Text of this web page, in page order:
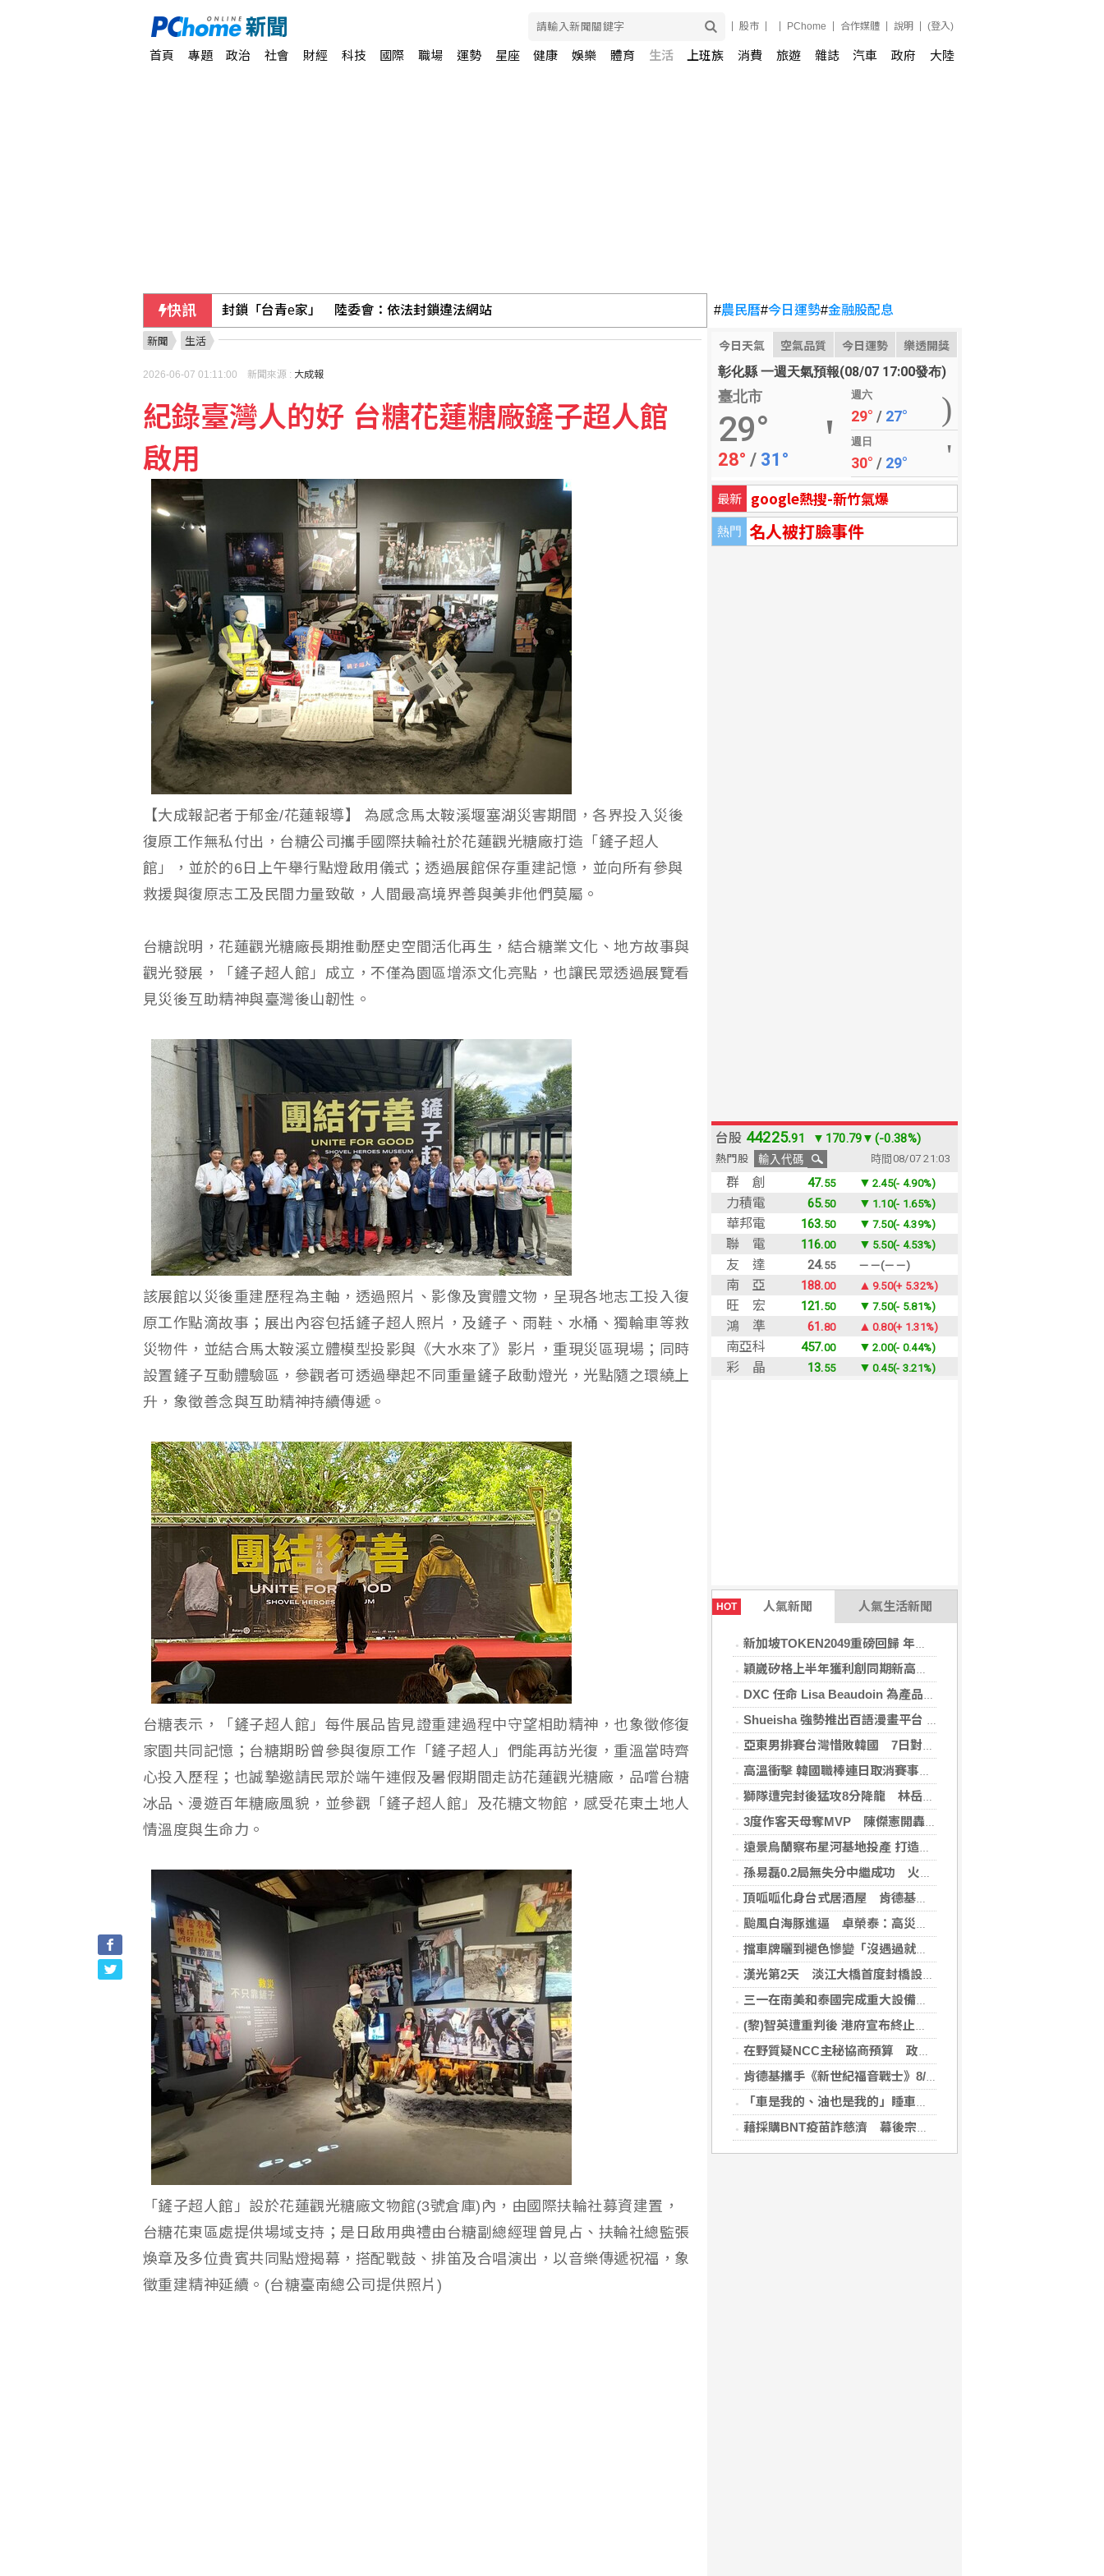
股市 PChome 合作媒體 說明 (登入)
首頁 專題 政治 社會 財經 科技 國際 職場 運勢 星座 健康 娛樂 體育 生活 上班族 消費 旅遊 雜誌 汽車 政府 大陸
快訊 封鎖「台青e家」 陸委會：依法封鎖違法網站
沙烏地、巴基斯坦與土耳其簽署共同防禦協定
#農民曆#今日運勢#金融股配息
今日天氣 空氣品質 今日運勢 樂透開獎
彰化縣 一週天氣預報(08/07 17:00發布)
臺北市
29°
28° / 31°
週六
29° / 27°
週日
30° / 29°
最新 google熱搜-新竹氣爆
熱門 名人被打臉事件
HOT 人氣新聞 人氣生活新聞
新加坡TOKEN2049重磅回歸 年度行業頂級盛會再度啟幕
穎崴矽格上半年獲利創同期新高 AI先進製程需求帶動
DXC 任命 Lisa Beaudoin 為產品總監，以加速產品導向型增長
Shueisha 強勢推出百語漫畫平台 MANGA MILLION 大舉進軍全球市場
亞東男排賽台灣惜敗韓國 7日對戰日本拚4強
高溫衝擊 韓國職棒連日取消賽事、11日起晚間7時開打
獅隊遭完封後猛攻8分降龍 林岳平：總是要發揮
3度作客天母奪MVP 陳傑憲開轟擊退雙殺心魔
遠景烏蘭察布星河基地投產 打造吉瓦級AI基礎設施新模式
孫易磊0.2局無失分中繼成功 火腿擊敗軟銀
頂呱呱化身台式居酒屋 肯德基聯名EVA攻漫迷
颱風白海豚進逼 卓榮泰：高災害潛勢區加強預防性整備
擋車牌曬到褪色慘變「沒遇過就好了」！崔始源親朝聖崩潰喊：記得常換照片
漢光第2天 淡江大橋首度封橋設3防線阻敵直衝中樞
三一在南美和泰國完成重大設備交付，全球佈局持續拓展
(黎)智英遭重判後 港府宣布終止壹傳媒調查
在野質疑NCC主秘協商預算 政院：委員全出缺所致
肯德基攜手《新世紀福音戰士》8/11霸脆覺醒 首度跨界台灣速食品牌！
「車是我的、油也是我的」睡車竟被收住宿費 官方一句話打臉飯店
藉採購BNT疫苗詐慈濟 幕後宗教團體夫婦接押禁見
新聞 生活
2026-06-07 01:11:00 新聞來源 : 大成報
紀錄臺灣人的好 台糖花蓮糖廠鏟子超人館
啟用
【大成報記者于郁金/花蓮報導】 為感念馬太鞍溪堰塞湖災害期間，各界投入災後
復原工作無私付出，台糖公司攜手國際扶輪社於花蓮觀光糖廠打造「鏟子超人
館」，並於的6日上午舉行點燈啟用儀式；透過展館保存重建記憶，並向所有參與
救援與復原志工及民間力量致敬，人間最高境界善與美非他們莫屬。
台糖說明，花蓮觀光糖廠長期推動歷史空間活化再生，結合糖業文化、地方故事與
觀光發展，「鏟子超人館」成立，不僅為園區增添文化亮點，也讓民眾透過展覽看
見災後互助精神與臺灣後山韌性。
該展館以災後重建歷程為主軸，透過照片、影像及實體文物，呈現各地志工投入復
原工作點滴故事；展出內容包括鏟子超人照片，及鏟子、雨鞋、水桶、獨輪車等救
災物件，並結合馬太鞍溪立體模型投影與《大水來了》影片，重現災區現場；同時
設置鏟子互動體驗區，參觀者可透過舉起不同重量鏟子啟動燈光，光點隨之環繞上
升，象徵善念與互助精神持續傳遞。
台糖表示，「鏟子超人館」每件展品皆見證重建過程中守望相助精神，也象徵修復
家園共同記憶；台糖期盼曾參與復原工作「鏟子超人」們能再訪光復，重溫當時齊
心投入歷程；也誠摯邀請民眾於端午連假及暑假期間走訪花蓮觀光糖廠，品嚐台糖
冰品、漫遊百年糖廠風貌，並參觀「鏟子超人館」及花糖文物館，感受花東土地人
情溫度與生命力。
「鏟子超人館」設於花蓮觀光糖廠文物館(3號倉庫)內，由國際扶輪社募資建置，
台糖花東區處提供場域支持；是日啟用典禮由台糖副總經理曾見占、扶輪社總監張
煥章及多位貴賓共同點燈揭幕，搭配戰鼓、排笛及合唱演出，以音樂傳遞祝福，象
徵重建精神延續。(台糖臺南總公司提供照片)